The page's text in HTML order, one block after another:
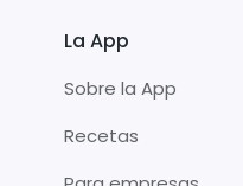
La App
Sobre la App
Recetas